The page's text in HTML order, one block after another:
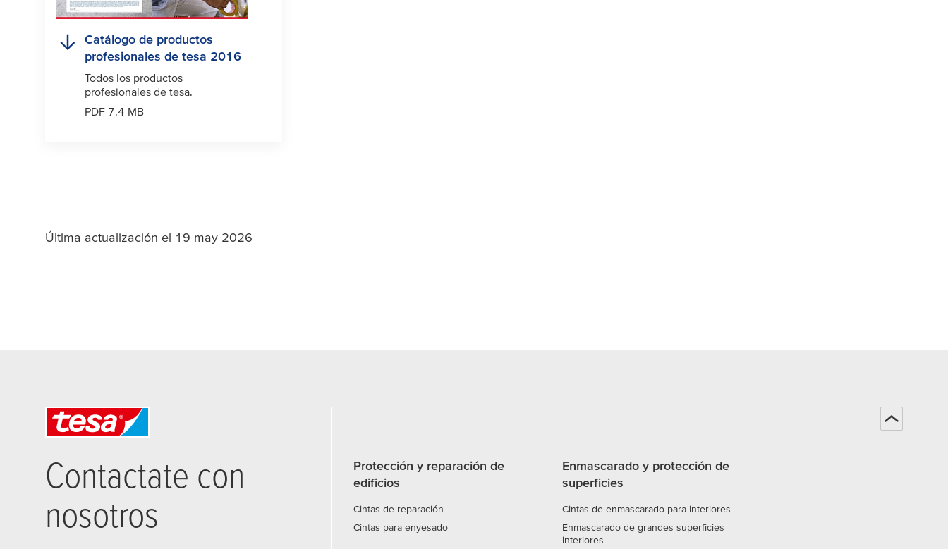
Catálogo de productos
profesionales de tesa 2016
Todos los productos
profesionales de tesa.
PDF 7.4 MB
Última actualización el 19 may 2026
Contactate con
nosotros
Protección y reparación de
edificios
Cintas de reparación
Cintas para enyesado
Enmascarado y protección de
superficies
Cintas de enmascarado para interiores
Enmascarado de grandes superficies
interiores